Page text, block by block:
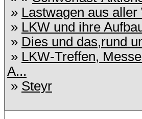
» Lastwagen aus aller
» LKW und ihre
» Dies und das,rund
» LKW-Treffen,
A...
» Steyr